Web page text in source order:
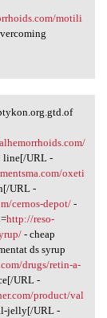
motili
line[/URL -
oxeti
URL -
cernos-depot/-
http://reso-
- cheap
ds syrup
drugs/retin-a-
URL -
product/val
jelly[/URL -